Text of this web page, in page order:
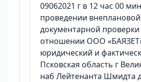
09062021 г в 12 час 00
проведении внеплановой
документарной проверки
отношении ООО
юридический и
Псковская область г
наб Лейтенанта Шмидта